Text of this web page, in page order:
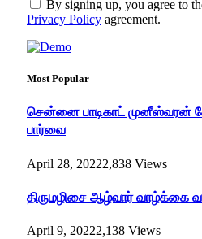
By signing up, you agree to
Privacy Policy agreement.
Most Popular
சென்னை பாடிகாட் முனீஸ்வரன்
பார்வை
April 28, 20222,838 Views
திருமழிசை ஆழ்வார் வாழ்க்கை
April 9, 20222,138 Views